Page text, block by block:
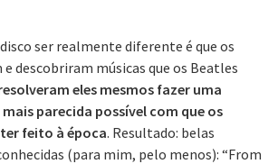
ser realmente diferente é que os
descobriram músicas que os Beatles
eles mesmos fazer uma
parecida possível com que os
feito à época. Resultado: belas
(para mim, pelo menos): “From